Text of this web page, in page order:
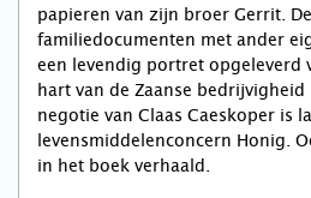
papieren van zijn broer Gerrit.
familiedocumenten met ander
een levendig portret opgeleverd
hart van de Zaanse bedrijvigheid
negotie van Claas Caeskoper is
levensmiddelenconcern Honig.
in het boek verhaald.